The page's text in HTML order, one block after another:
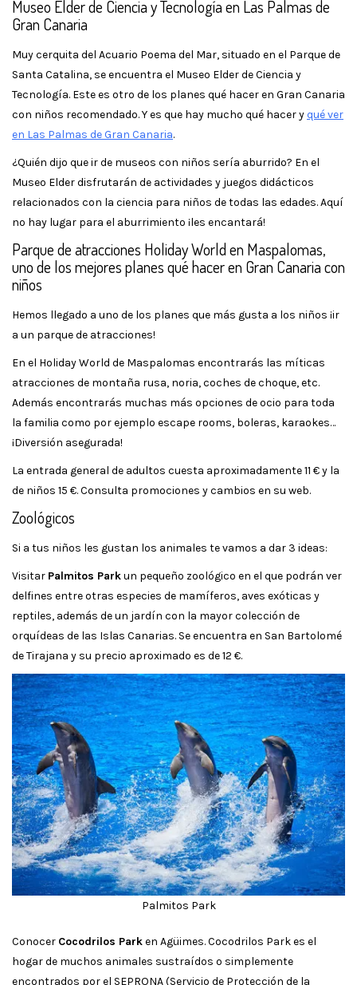
Museo Elder de Ciencia y Tecnología en Las Palmas de
Gran Canaria
Muy cerquita del Acuario Poema del Mar, situado en el Parque de
Santa Catalina, se encuentra el Museo Elder de Ciencia y
Tecnología. Este es otro de los planes qué hacer en Gran Canaria
con niños recomendado. Y es que hay mucho qué hacer y qué ver
en Las Palmas de Gran Canaria.
¿Quién dijo que ir de museos con niños sería aburrido? En el
Museo Elder disfrutarán de actividades y juegos didácticos
relacionados con la ciencia para niños de todas las edades. Aquí
no hay lugar para el aburrimiento ¡les encantará!
Parque de atracciones Holiday World en Maspalomas,
uno de los mejores planes qué hacer en Gran Canaria con
niños
Hemos llegado a uno de los planes que más gusta a los niños ¡ir
a un parque de atracciones!
En el Holiday World de Maspalomas encontrarás las míticas
atracciones de montaña rusa, noria, coches de choque, etc.
Además encontrarás muchas más opciones de ocio para toda
la familia como por ejemplo escape rooms, boleras, karaokes…
¡Diversión asegurada!
La entrada general de adultos cuesta aproximadamente 11 € y la
de niños 15 €. Consulta promociones y cambios en su web.
Zoológicos
Si a tus niños les gustan los animales te vamos a dar 3 ideas:
Visitar Palmitos Parkun pequeño zoológico en el que podrán ver
delfines entre otras especies de mamíferos, aves exóticas y
reptiles, además de un jardín con la mayor colección de
orquídeas de las Islas Canarias. Se encuentra en San Bartolomé
de Tirajana y su precio aproximado es de 12 €.
Palmitos Park
Conocer Cocodrilos Parken Agüimes. Cocodrilos Park es el
hogar de muchos animales sustraídos o simplemente
encontrados por el SEPRONA (Servicio de Protección de la